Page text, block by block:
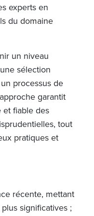
experts en
du domaine
un niveau
sélection
processus de
garantit
fiable des
tout
pratiques et
récente, mettant
significatives ;